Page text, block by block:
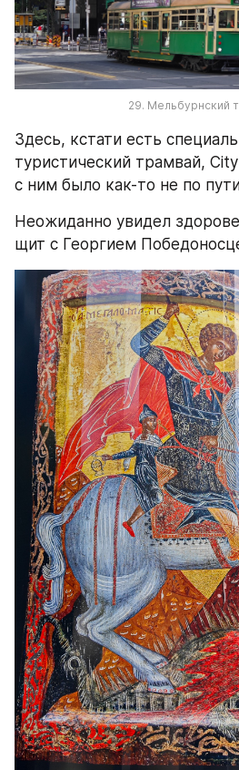
29. Мельбурнский
Здесь, кстати есть
туристический трамвай,
с ним было как-то не по
Неожиданно увидел
щит с Георгием